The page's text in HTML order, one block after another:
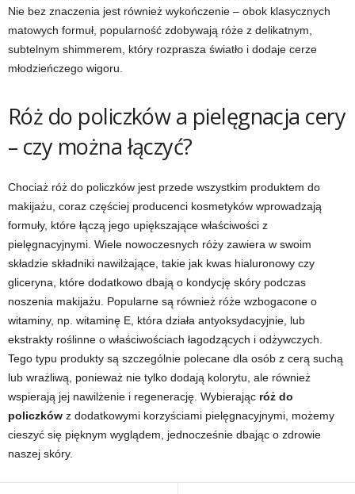
Nie bez znaczenia jest również wykończenie – obok klasycznych
matowych formuł, popularność zdobywają róże z delikatnym,
subtelnym shimmerem, który rozprasza światło i dodaje cerze
młodzieńczego wigoru.
Róż do policzków a pielęgnacja cery
– czy można łączyć?
Chociaż róż do policzków jest przede wszystkim produktem do
makijażu, coraz częściej producenci kosmetyków wprowadzają
formuły, które łączą jego upiększające właściwości z
pielęgnacyjnymi. Wiele nowoczesnych róży zawiera w swoim
składzie składniki nawilżające, takie jak kwas hialuronowy czy
gliceryna, które dodatkowo dbają o kondycję skóry podczas
noszenia makijażu. Popularne są również róże wzbogacone o
witaminy, np. witaminę E, która działa antyoksydacyjnie, lub
ekstrakty roślinne o właściwościach łagodzących i odżywczych.
Tego typu produkty są szczególnie polecane dla osób z cerą suchą
lub wrażliwą, ponieważ nie tylko dodają kolorytu, ale również
wspierają jej nawilżenie i regenerację. Wybierając róż do
policzków z dodatkowymi korzyściami pielęgnacyjnymi, możemy
cieszyć się pięknym wyglądem, jednocześnie dbając o zdrowie
naszej skóry.